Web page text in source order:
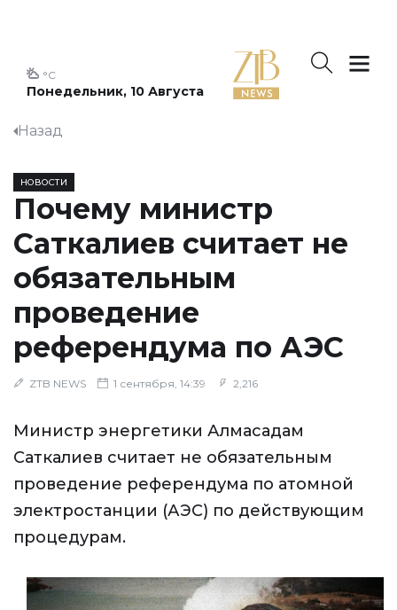
Понедельник, 10 Августа
°C
Назад
НОВОСТИ
Почему министр
Саткалиев считает не
обязательным
проведение
референдума по АЭС
ZTB NEWS 1 сентября, 14:39 2,216
Министр энергетики Алмасадам
Саткалиев считает не обязательным
проведение референдума по атомной
электростанции (АЭС) по действующим
процедурам.